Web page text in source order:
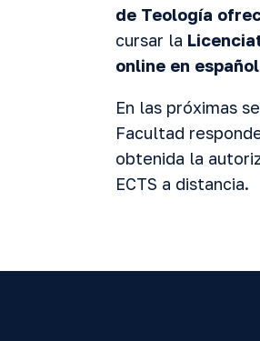
de Teología
cursar la
online en español
En las próximas
Facultad
obtenida la
ECTS a distancia.